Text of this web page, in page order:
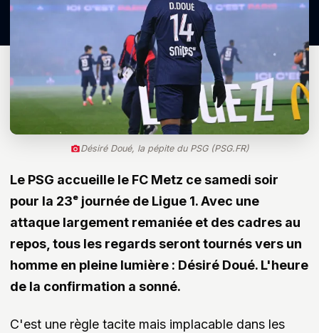
Désiré Doué, la pépite du PSG (PSG.FR)
Le PSG accueille le FC Metz ce samedi soir
pour la 23ᵉ journée de Ligue 1. Avec une
attaque largement remaniée et des cadres au
repos, tous les regards seront tournés vers un
homme en pleine lumière : Désiré Doué. L'heure
de la confirmation a sonné.
C'est une règle tacite mais implacable dans les